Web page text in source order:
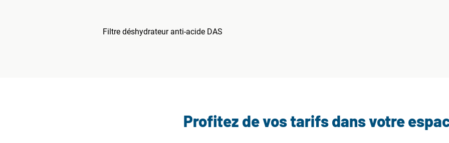
Filtre déshydrateur anti-acide DAS
Profitez de vos tarifs dans votre